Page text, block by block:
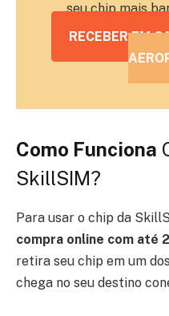
seu chip mais
RECEBER EM
Como Funciona
SkillSIM?
Para usar o chip da
compra online com até
retira seu chip em um
chega no seu destino